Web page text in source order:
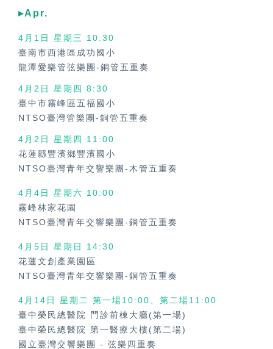
▸Apr.
4月1日 星期三 10:30
臺南市西港區成功國小
龍潭愛樂管弦樂團-銅管五重奏
4月2日 星期四 8:30
臺中市霧峰區五福國小
NTSO臺灣管樂團-銅管五重奏
4月2日 星期四
11:00
花蓮縣豐濱鄉豐濱國小
NTSO臺灣青年交響樂團-木管五重奏
4月4日 星期六 10:00
霧峰林家花園
NTSO臺灣青年交響樂團-銅管五重奏
4月5日 星期日
14:30
花蓮文創產業園區
NTSO臺灣青年交響樂團-銅管五重奏
4月14日 星期二 第一場10:00、第二場11:00
臺中榮民總醫院 門診前棟大廳(第一場)
臺中榮民總醫院 第一醫療大樓(第二場)
國立臺灣交響樂團 - 弦樂四重奏